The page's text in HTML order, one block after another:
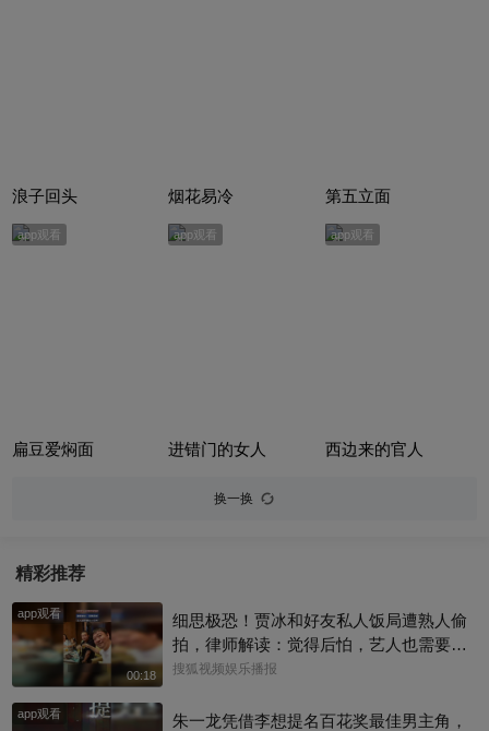
浪子回头 烟花易冷 第五立面
app观看
扁豆爱焖面
app观看
进错门的女人
app观看
西边来的官人
换一换
精彩推荐
app观看
00:18
细思极恐！贾冰和好友私人饭局遭熟人偷
拍，律师解读：觉得后怕，艺人也需要私
人空间
搜狐视频娱乐播报
app观看
朱一龙凭借李想提名百花奖最佳男主角，